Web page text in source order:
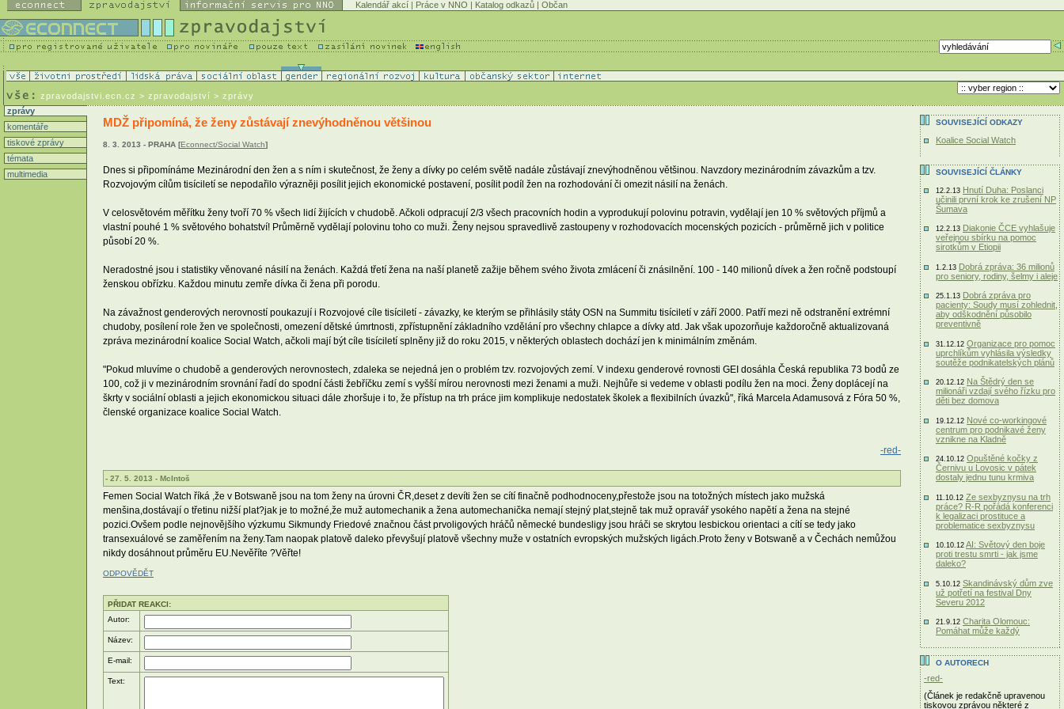
Kalendář akcí | Práce v NNO | Katalog odkazů | Občan
zpravodajstvi.ecn.cz > zpravodajství > zprávy
zprávy
komentáře
tiskové zprávy
témata
multimedia
MDŽ připomíná, že ženy zůstávají znevýhodněnou většinou
8. 3. 2013 - PRAHA [Econnect/Social Watch]
Dnes si připomínáme Mezinárodní den žen a s ním i skutečnost, že ženy a dívky po celém světě nadále zůstávají znevýhodněnou většinou. Navzdory mezinárodním závazkům a tzv.
Rozvojovým cílům tisíciletí se nepodařilo výrazněji posílit jejich ekonomické postavení, posílit podíl žen na rozhodování či omezit násilí na ženách.
V celosvětovém měřítku ženy tvoří 70 % všech lidí žijících v chudobě. Ačkoli odpracují 2/3 všech pracovních hodin a vyprodukují polovinu potravin, vydělají jen 10 % světových příjmů a
vlastní pouhé 1 % světového bohatství! Průměrně vydělají polovinu toho co muži. Ženy nejsou spravedlivě zastoupeny v rozhodovacích mocenských pozicích - průměrně jich v politice
působí 20 %.
Neradostné jsou i statistiky věnované násilí na ženách. Každá třetí žena na naší planetě zažije během svého života zmlácení či znásilnění. 100 - 140 milionů dívek a žen ročně podstoupí
ženskou obřízku. Každou minutu zemře dívka či žena při porodu.
Na závažnost genderových nerovností poukazují i Rozvojové cíle tisíciletí - závazky, ke kterým se přihlásily státy OSN na Summitu tisíciletí v září 2000. Patří mezi ně odstranění extrémní
chudoby, posílení role žen ve společnosti, omezení dětské úmrtnosti, zpřístupnění základního vzdělání pro všechny chlapce a dívky atd. Jak však upozorňuje každoročně aktualizovaná
zpráva mezinárodní koalice Social Watch, ačkoli mají být cíle tisíciletí splněny již do roku 2015, v některých oblastech dochází jen k minimálním změnám.
"Pokud mluvíme o chudobě a genderových nerovnostech, zdaleka se nejedná jen o problém tzv. rozvojových zemí. V indexu genderové rovnosti GEI dosáhla Česká republika 73 bodů ze
100, což ji v mezinárodním srovnání řadí do spodní části žebříčku zemí s vyšší mírou nerovnosti mezi ženami a muži. Nejhůře si vedeme v oblasti podílu žen na moci. Ženy doplácejí na
škrty v sociální oblasti a jejich ekonomickou situaci dále zhoršuje i to, že přístup na trh práce jim komplikuje nedostatek školek a flexibilních úvazků", říká Marcela Adamusová z Fóra 50 %,
členské organizace koalice Social Watch.
-red-
- 27. 5. 2013 - McIntoš
Femen Social Watch říká ,že v Botswaně jsou na tom ženy na úrovni ČR,deset z devíti žen se cítí finačně podhodnoceny,přestože jsou na totožných místech jako mužská
menšina,dostávají o třetinu nižší plat?jak je to možné,že muž automechanik a žena automechanička nemají stejný plat,stejně tak muž opravář ysokého napětí a žena na stejné
pozici.Ovšem podle nejnovějšího výzkumu Sikmundy Friedové značnou část prvoligových hráčů německé bundesligy jsou hráči se skrytou lesbickou orientaci a cítí se tedy jako
transexuálové se zaměřením na ženy.Tam naopak platově daleko převyšují platově všechny muže v ostatních evropských mužských ligách.Proto ženy v Botswaně a v Čechách nemůžou
nikdy dosáhnout průměru EU.Nevěříte ?Věřte!
ODPOVĚDĚT
PŘIDAT REAKCI:
Autor:
Název:
E-mail:
Text:
SOUVISEJÍCÍ ODKAZY
Koalice Social Watch
SOUVISEJÍCÍ ČLÁNKY
12.2.13 Hnutí Duha: Poslanci
učinili první krok ke zrušení NP
Šumava
12.2.13 Diakonie ČCE vyhlašuje
veřejnou sbírku na pomoc
sirotkům v Etiopii
1.2.13 Dobrá zpráva: 36 milionů
pro seniory, rodiny, šelmy i aleje
25.1.13 Dobrá zpráva pro
pacienty: Soudy musí zohlednit,
aby odškodnění působilo
preventivně
31.12.12 Organizace pro pomoc
uprchlíkům vyhlásila výsledky
soutěže podnikatelských plánů
20.12.12 Na Štědrý den se
milionáři vzdají svého řízku pro
děti bez domova
19.12.12 Nové co-workingové
centrum pro podnikavé ženy
vznikne na Kladně
24.10.12 Opuštěné kočky z
Černivu u Lovosic v pátek
dostaly jednu tunu krmiva
11.10.12 Ze sexbyznysu na trh
práce? R-R pořádá konferenci
k legalizaci prostituce a
problematice sexbyznysu
10.10.12 AI: Světový den boje
proti trestu smrti - jak jsme
daleko?
5.10.12 Skandinávský dům zve
už potřetí na festival Dny
Severu 2012
21.9.12 Charita Olomouc:
Pomáhat může každý
O AUTORECH
-red-
(Článek je redakčně upravenou
tiskovou zprávou některé z